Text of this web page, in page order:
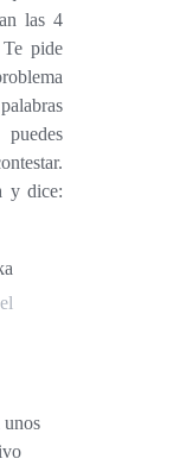
las 4
pide
y dice: